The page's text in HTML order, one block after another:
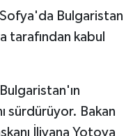
Sofya'da Bulgaristan
tarafından kabul
sürdürüyor. Bakan
İliyana Yotova